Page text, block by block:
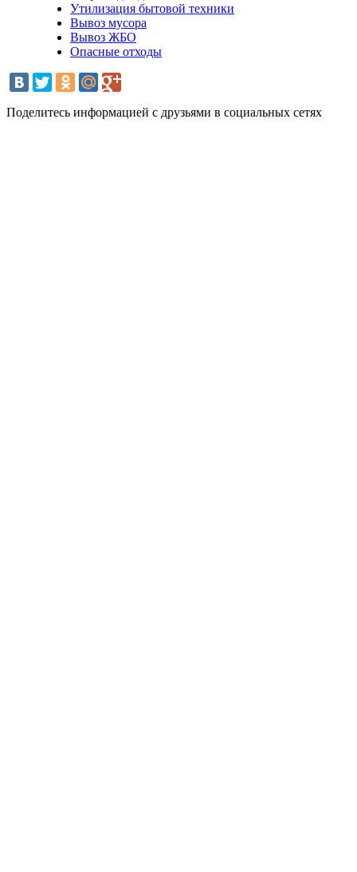
Утилизация бытовой техники
Вывоз мусора
Вывоз ЖБО
Опасные отходы
Поделитесь информацией с друзьями в социальных сетях